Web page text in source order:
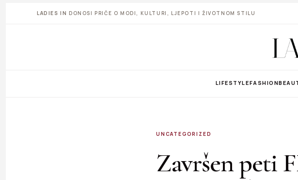
LADIES IN DONOSI PRIČE O MODI, KULTURI, LJEPOTI I ŽIVOTNOM STILU
LIFESTYLEFASHION
UNCATEGORIZED
Završen peti